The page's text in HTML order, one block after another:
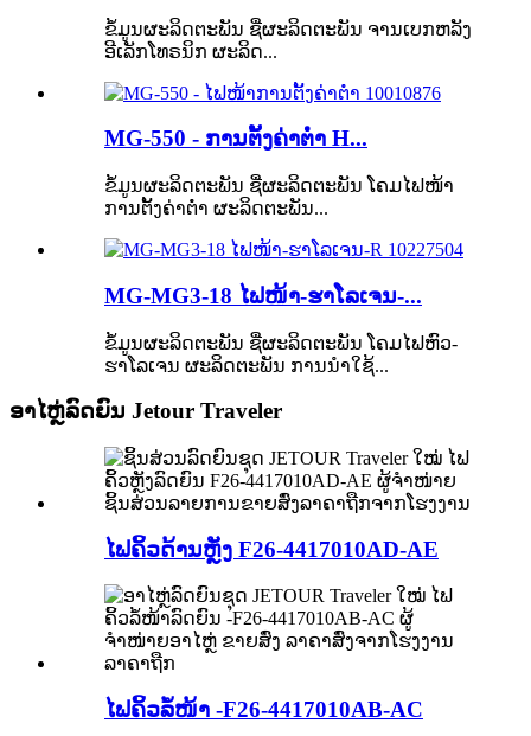
ຂໍ້ມູນຜະລິດຕະພັນ ຊື່ຜະລິດຕະພັນ ຈານເບກຫລັງ
ອີເລັກໂທຣນິກ ຜະລິດ...
MG-550 - ການຕັ້ງຄ່າຕ່ຳ H...
ຂໍ້ມູນຜະລິດຕະພັນ ຊື່ຜະລິດຕະພັນ ໂຄມໄຟໜ້າ
ການຕັ້ງຄ່າຕ່ຳ ຜະລິດຕະພັນ...
MG-MG3-18 ໄຟໜ້າ-ຮາໂລເຈນ-...
ຂໍ້ມູນຜະລິດຕະພັນ ຊື່ຜະລິດຕະພັນ ໂຄມໄຟຫົວ-
ຮາໂລເຈນ ຜະລິດຕະພັນ ການນຳໃຊ້...
ອາໄຫຼ່ລົດຍົນ Jetour Traveler
ໄຟຄິ້ວດ້ານຫຼັງ F26-4417010AD-AE
ໄຟຄິ້ວລໍ້ໜ້າ -F26-4417010AB-AC